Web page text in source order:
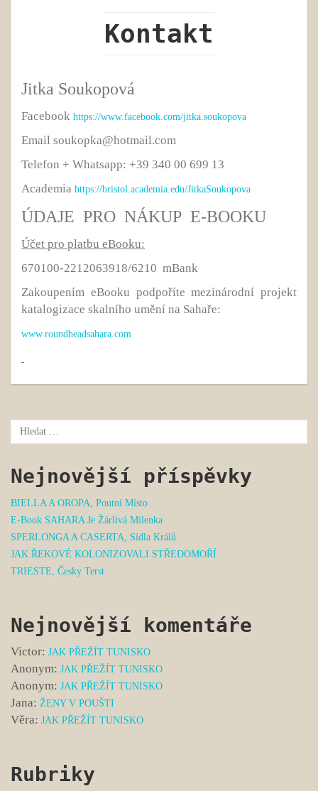
Kontakt
Jitka Soukopová
Facebook https://www.facebook.com/jitka.soukopova
Email soukopka@hotmail.com
Telefon + Whatsapp: +39 340 00 699 13
Academia https://bristol.academia.edu/JitkaSoukopova
ÚDAJE PRO NÁKUP E-BOOKU
Účet pro platbu eBooku:
670100-2212063918/6210 mBank
Zakoupením eBooku podpoříte mezinárodní projekt
katalogizace skalního umění na Sahaře:
www.roundheadsahara.com
Nejnovější příspěvky
BIELLA A OROPA, Poutní Místo
E-Book SAHARA Je Žárlivá Milenka
SPERLONGA A CASERTA, Sídla Králů
JAK ŘEKOVÉ KOLONIZOVALI STŘEDOMOŘÍ
TRIESTE, Česky Terst
Nejnovější komentáře
Victor: JAK PŘEŽÍT TUNISKO
Anonym: JAK PŘEŽÍT TUNISKO
Anonym: JAK PŘEŽÍT TUNISKO
Jana: ŽENY V POUŠTI
Věra: JAK PŘEŽÍT TUNISKO
Rubriky